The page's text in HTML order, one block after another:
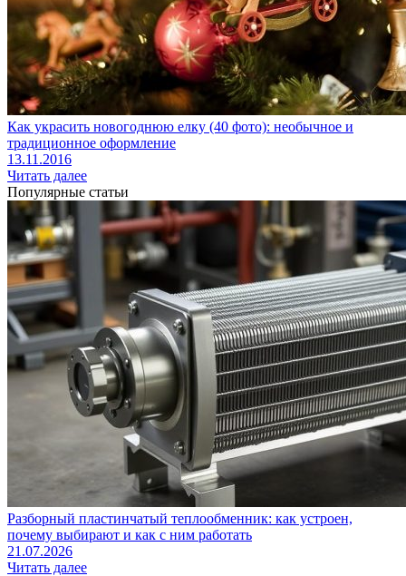
Как украсить новогоднюю елку (40 фото): необычное и
традиционное оформление
13.11.2016
Читать далее
Популярные статьи
Разборный пластинчатый теплообменник: как устроен,
почему выбирают и как с ним работать
21.07.2026
Читать далее